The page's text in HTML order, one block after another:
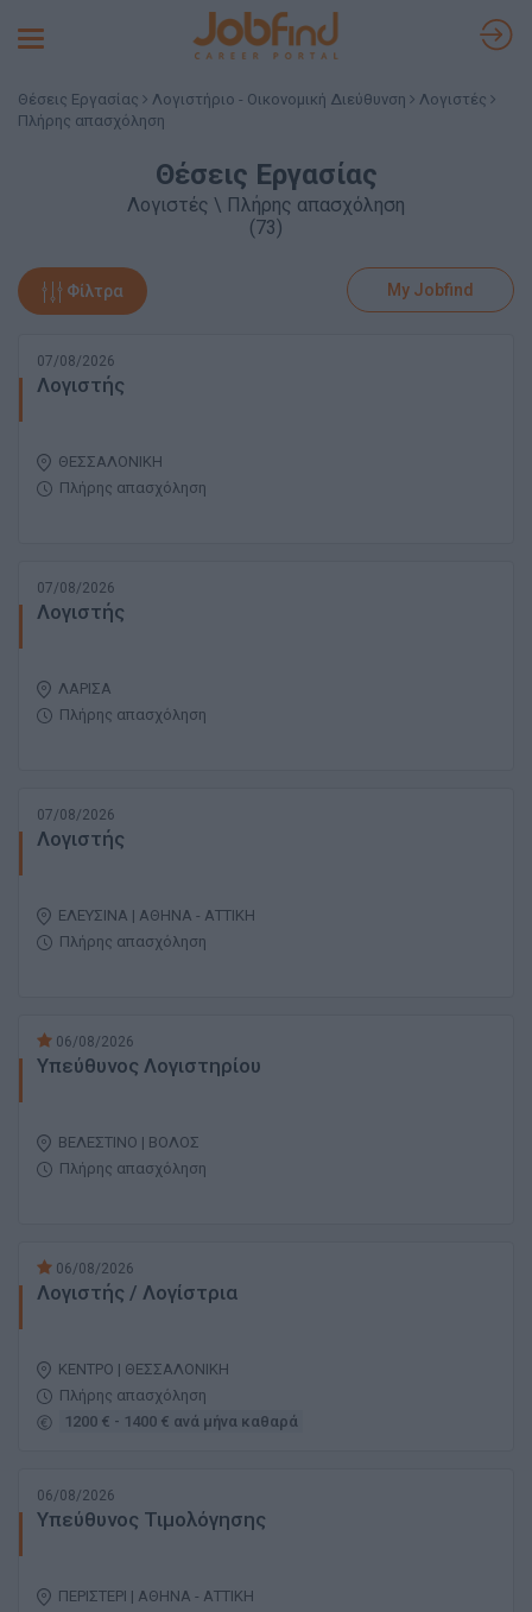
Toggle
Θέσεις Εργασίας Λογιστήριο - Οικονομική Διεύθυνση
Λογιστές
Πλήρης απασχόληση
Θέσεις Εργασίας
Λογιστές \ Πλήρης απασχόληση
(73)
Φίλτρα My Jobfind
07/08/2026
Λογιστής
ΘΕΣΣΑΛΟΝΙΚΗ
Πλήρης απασχόληση
07/08/2026
Λογιστής
ΛΑΡΙΣΑ
Πλήρης απασχόληση
07/08/2026
Λογιστής
ΕΛΕΥΣΙΝΑ | ΑΘΗΝΑ - ΑΤΤΙΚΗ
Πλήρης απασχόληση
06/08/2026
Υπεύθυνος Λογιστηρίου
ΒΕΛΕΣΤΙΝΟ | ΒΟΛΟΣ
Πλήρης απασχόληση
06/08/2026
Λογιστής / Λογίστρια
ΚΕΝΤΡΟ | ΘΕΣΣΑΛΟΝΙΚΗ
Πλήρης απασχόληση
1200 € - 1400 € ανά μήνα καθαρά
06/08/2026
Υπεύθυνος Τιμολόγησης
ΠΕΡΙΣΤΕΡΙ | ΑΘΗΝΑ - ΑΤΤΙΚΗ